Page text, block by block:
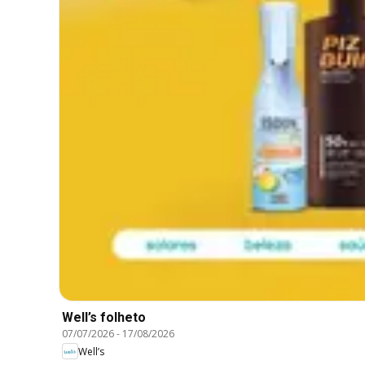
Well’s folheto
07/07/2026- 17/08/2026
Well’s